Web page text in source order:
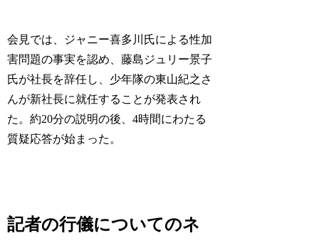
会見では、ジャニー喜多川氏による性加
害問題の事実を認め、藤島ジュリー景子
氏が社長を辞任し、少年隊の東山紀之さ
んが新社長に就任することが発表され
た。約20分の説明の後、4時間にわたる
質疑応答が始まった。
記者の行儀についてのネ